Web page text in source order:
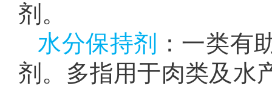
剂。
水分保持剂
：一类有
剂。多指用于肉类及水